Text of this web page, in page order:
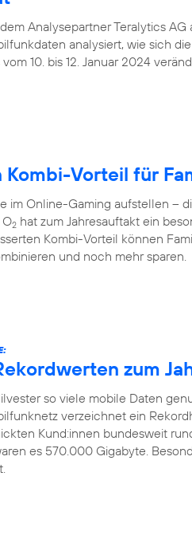
Analysepartner Teralytics AG
analysiert, wie sich
10. bis 12. Januar 2024
Vorteil für
im Online-Gaming aufstellen –
2 hat zum Jahresauftakt ein
Kombi-Vorteil können
und noch mehr sparen.
zum
so viele mobile Daten
verzeichnet ein
Kund:innen bundesweit
es 570.000 Gigabyte.